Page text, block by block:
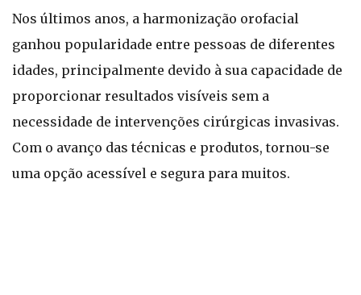
Nos últimos anos, a harmonização orofacial
ganhou popularidade entre pessoas de diferentes
idades, principalmente devido à sua capacidade de
proporcionar resultados visíveis sem a
necessidade de intervenções cirúrgicas invasivas.
Com o avanço das técnicas e produtos, tornou-se
uma opção acessível e segura para muitos.